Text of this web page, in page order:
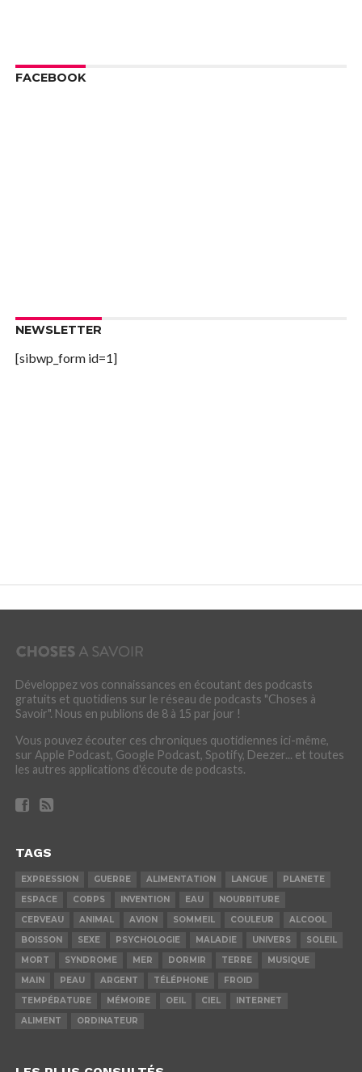
FACEBOOK
NEWSLETTER
[sibwp_form id=1]
Développez vos connaissances en écoutant des podcasts
gratuits et quotidiens sur le réseau de podcasts "Choses à
Savoir". Nous en publions de 8 à 15 par jour !
Vous pouvez écouter ces chroniques quotidiennes ici-même,
sur Apple Podcast, Google Podcast, Spotify, Deezer... et toutes
les autres applications d'écoute de podcasts.
TAGS
EXPRESSION GUERRE ALIMENTATION LANGUE
PLANETE
ESPACE
CORPS INVENTION EAU
NOURRITURE
CERVEAU
ANIMAL AVION SOMMEIL COULEUR
ALCOOL
BOISSON
SEXE PSYCHOLOGIE MALADIE UNIVERS
SOLEIL
MORT
SYNDROME MER DORMIR TERRE
MUSIQUE
MAIN
PEAU ARGENT TÉLÉPHONE
FROID
TEMPÉRATURE
MÉMOIRE OEIL CIEL
INTERNET
ALIMENT
ORDINATEUR